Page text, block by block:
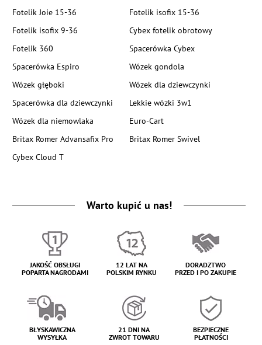
Fotelik Joie 15-36
Fotelik isofix 15-36
Fotelik isofix 9-36
Cybex fotelik obrotowy
Fotelik 360
Spacerówka Cybex
Spacerówka Espiro
Wózek gondola
Wózek głęboki
Wózek dla dziewczynki
Spacerówka dla dziewczynki
Lekkie wózki 3w1
Wózek dla niemowlaka
Euro-Cart
Britax Romer Advansafix Pro
Britax Romer Swivel
Cybex Cloud T
Warto kupić u nas!
JAKOŚĆ OBSŁUGI
POPARTA NAGRODAMI
12 LAT NA
POLSKIM RYNKU
DORADZTWO
PRZED I PO ZAKUPIE
BŁYSKAWICZNA
WYSYŁKA
21 DNI NA
ZWROT TOWARU
BEZPIECZNE
PŁATNOŚCI